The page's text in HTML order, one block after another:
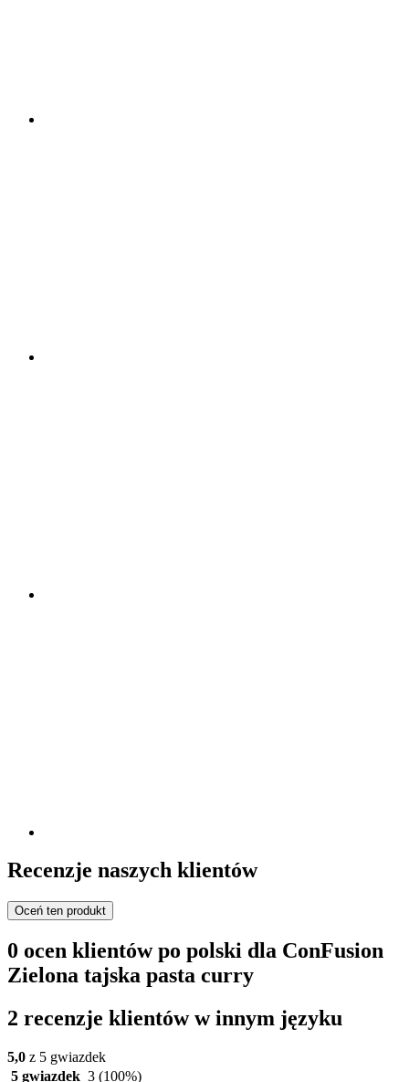
Recenzje naszych klientów
Oceń ten produkt
0 ocen klientów po polski dla ConFusion
Zielona tajska pasta curry
2 recenzje klientów w innym języku
5,0 z 5 gwiazdek
5 gwiazdek 3 (100%)